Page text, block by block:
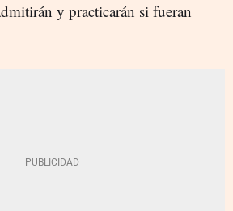
y practicarán si fueran